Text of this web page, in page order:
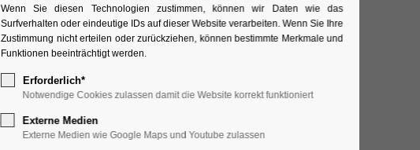
Wenn Sie diesen Technologien zustimmen, können wir Daten wie das
Surfverhalten oder eindeutige IDs auf dieser Website verarbeiten. Wenn Sie Ihre
Zustimmung nicht erteilen oder zurückziehen, können bestimmte Merkmale und
Funktionen beeinträchtigt werden.
Erforderlich*
Notwendige Cookies zulassen damit die Website korrekt funktioniert
Externe Medien
Externe Medien wie Google Maps und Youtube zulassen